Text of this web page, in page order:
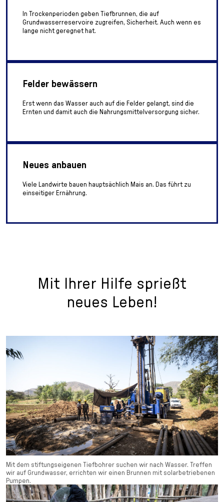
In Trockenperioden geben Tiefbrunnen, die auf
Grundwasserreservoire zugreifen, Sicherheit. Auch wenn es
lange nicht geregnet hat.
Felder bewässern
Erst wenn das Wasser auch auf die Felder gelangt, sind die
Ernten und damit auch die Nahrungsmittelversorgung sicher.
Neues anbauen
Viele Landwirte bauen hauptsächlich Mais an. Das führt zu
einseitiger Ernährung.
Mit Ihrer Hilfe sprießt
neues Leben!
Mit dem stiftungseigenen Tiefbohrer suchen wir nach Wasser. Treffen
wir auf Grundwasser, errichten wir einen Brunnen mit solarbetriebenen
Pumpen.